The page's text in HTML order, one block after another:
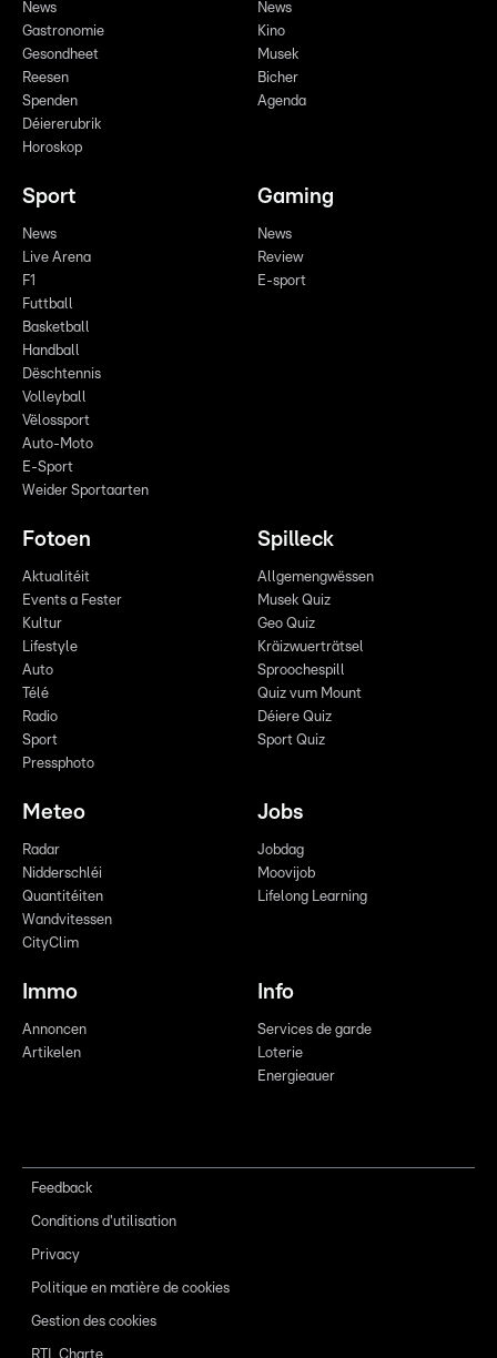
News
Gastronomie
Gesondheet
Reesen
Spenden
Déiererubrik
Horoskop
News
Kino
Musek
Bicher
Agenda
Sport
News
Live Arena
F1
Futtball
Basketball
Handball
Dëschtennis
Volleyball
Vëlossport
Auto-Moto
E-Sport
Weider Sportaarten
Gaming
News
Review
E-sport
Fotoen
Aktualitéit
Events a Fester
Kultur
Lifestyle
Auto
Télé
Radio
Sport
Pressphoto
Spilleck
Allgemengwëssen
Musek Quiz
Geo Quiz
Kräizwuerträtsel
Sproochespill
Quiz vum Mount
Déiere Quiz
Sport Quiz
Meteo
Radar
Nidderschléi
Quantitéiten
Wandvitessen
CityClim
Jobs
Jobdag
Moovijob
Lifelong Learning
Immo
Annoncen
Artikelen
Info
Services de garde
Loterie
Energieauer
Feedback
Conditions d'utilisation
Privacy
Politique en matière de cookies
Gestion des cookies